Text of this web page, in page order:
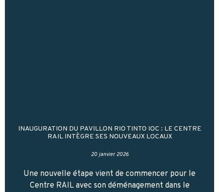
INAUGURATION DU PAVILLON RIO TINTO IOC : LE CENTRE
RAIL INTÈGRE SES NOUVEAUX LOCAUX
20 janvier 2026
Une nouvelle étape vient de commencer pour le
Centre RAIL avec son déménagement dans le